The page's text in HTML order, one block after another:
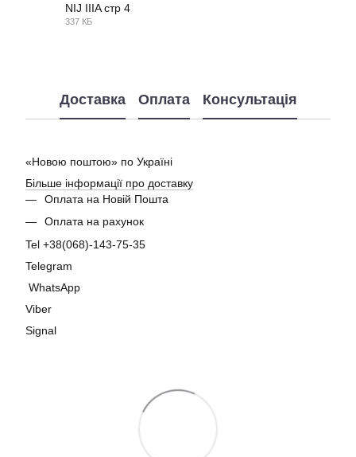
NIJ IIIA стр 4
337 КБ
Доставка Оплата Консультація
«Новою поштою» по Україні
Більше інформації про доставку
Оплата на Новій Пошта
Оплата на рахунок
Tel +38(068)-143-75-35
Telegram
WhatsApp
Viber
Signal